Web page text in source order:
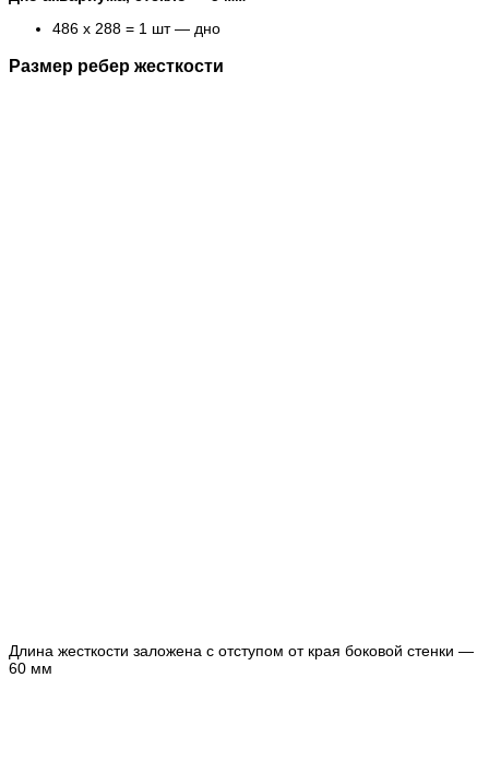
486 х 288 = 1 шт — дно
Размер ребер жесткости
Длина жесткости заложена с отступом от края боковой стенки —
60 мм